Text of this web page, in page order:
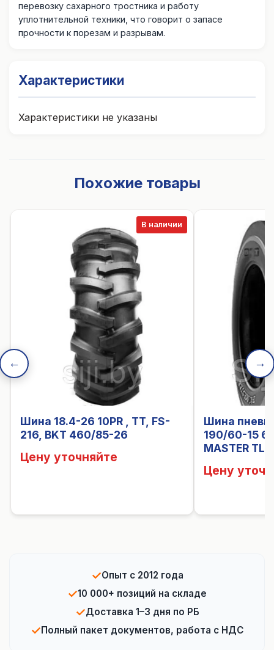
перевозку сахарного тростника и работу
уплотнительной техники, что говорит о запасе
прочности к порезам и разрывам.
Характеристики
Характеристики не указаны
Похожие товары
←
В наличии
Шина 18.4-26 10PR , TT, FS-
216, BKT 460/85-26
Цену уточняйте
Шина
190/60-15
MASTER TL
Цену
→
✓Опыт с 2012 года
✓10 000+ позиций на складе
✓Доставка 1–3 дня по РБ
✓Полный пакет документов, работа с НДС